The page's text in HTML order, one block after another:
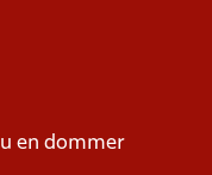
en dommer